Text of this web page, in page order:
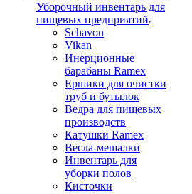
Уборочный инвентарь для
пищевых предприятий
Schavon
Vikan
Инерционные
барабаны Ramex
Ершики для очистки
труб и бутылок
Ведра для пищевых
производств
Катушки Ramex
Весла-мешалки
Инвентарь для
уборки полов
Кисточки